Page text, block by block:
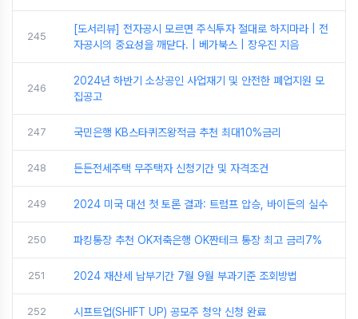
245
[도서리뷰] 전자공시 모르면 주식투자 절대로 하지마라 | 전
자공시의 중요성을 깨닫다. | 베가북스 | 장우진 지음
246
2024년 하반기 소상공인 사업재기 및 안전한 폐업지원 모
집공고
247 국민은행 KB스타퀴즈왕적금 추천 최대10%금리
248 든든전세주택 무주택자 신청기간 및 자격조건
249 2024 미국 대선 첫 토론 결과: 트럼프 압승, 바이든의 실수
250 파킹통장 추천 OK저축은행 OK짠테크 통장 최고 금리7%
251 2024 재산세 납부기간 7월 9월 부과기준 조회방법
252 시프트업(SHIFT UP) 공모주 청약 신청 완료